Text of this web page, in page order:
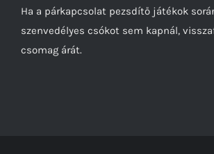
Ha a párkapcsolat pezsdítő játékok
szenvedélyes csókot sem kapnál,
csomag árát.